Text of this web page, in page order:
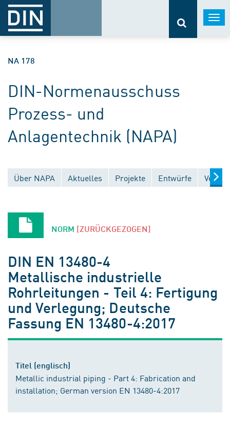
NA 178
DIN-Normenausschuss
Prozess- und
Anlagentechnik (NAPA)
Über NAPA Aktuelles Projekte Entwürfe
NORM [ZURÜCKGEZOGEN]
DIN EN 13480-4
Metallische industrielle
Rohrleitungen - Teil 4: Fertigung
und Verlegung; Deutsche
Fassung EN 13480-4:2017
Titel (englisch)
Metallic industrial piping - Part 4: Fabrication and
installation; German version EN 13480-4:2017